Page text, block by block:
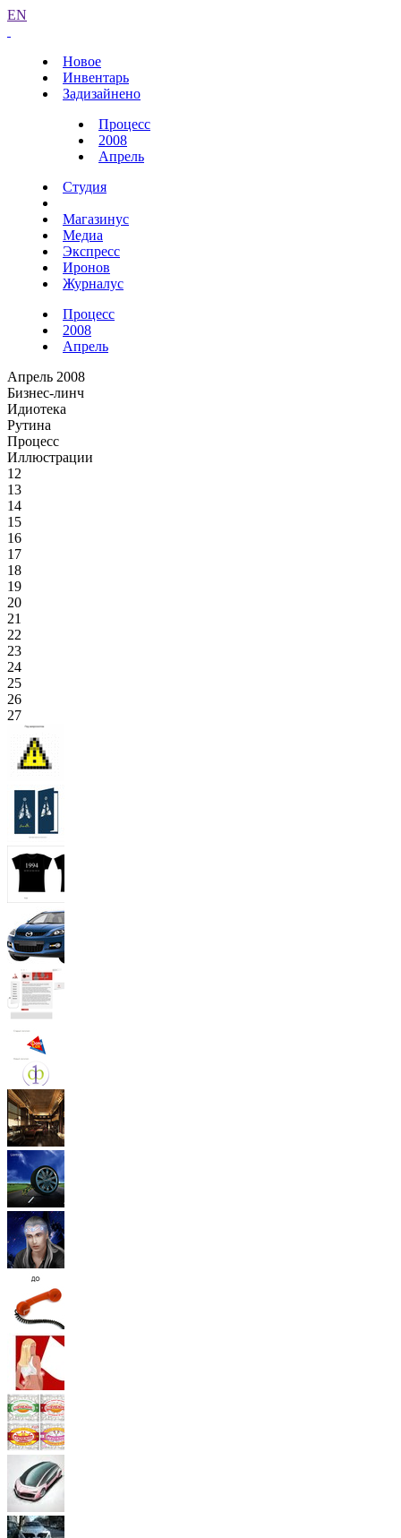
EN
Новое
Инвентарь
Задизайнено
Процесс
2008
Апрель
Студия
Магазинус
Медиа
Экспресс
Иронов
Журналус
Процесс
2008
Апрель
Апрель 2008
Бизнес-линч
Идиотека
Рутина
Процесс
Иллюстрации
12
13
14
15
16
17
18
19
20
21
22
23
24
25
26
27